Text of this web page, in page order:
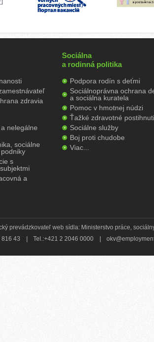
zdravia
nelegálne
sociálne
s
a
Sociálna
a rodinná politika
Podpora rodín s deťmi
Sociálnoprávna ochrana
a sociálna kuratela
Pomoc v hmotnej núdzi
Ťažké zdravotné
Sociálne služby
Boj proti chudobe
Viac...
prevádzkovateľ web sídla: Ministerstvo práce,
816 43
Tel.:+421 2 2046 0000